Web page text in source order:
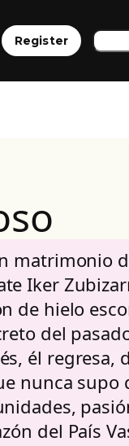
Register
matrimonio
Iker
de hielo
del
él regresa,
nunca supo
del País